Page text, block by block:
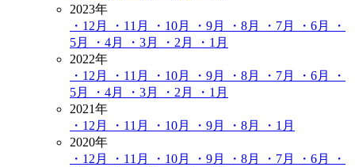
2023年
・12月
・11月 ・10月 ・9月 ・8月 ・7月 ・6月
・
5月
・4月 ・3月 ・2月
・1月
2022年
・12月
・11月 ・10月 ・9月 ・8月 ・7月 ・6月
・
5月
・4月 ・3月 ・2月
・1月
2021年
・12月
・11月 ・10月 ・9月 ・8月
・1月
2020年
・12月
・11月 ・10月 ・9月 ・8月 ・7月 ・6月
・